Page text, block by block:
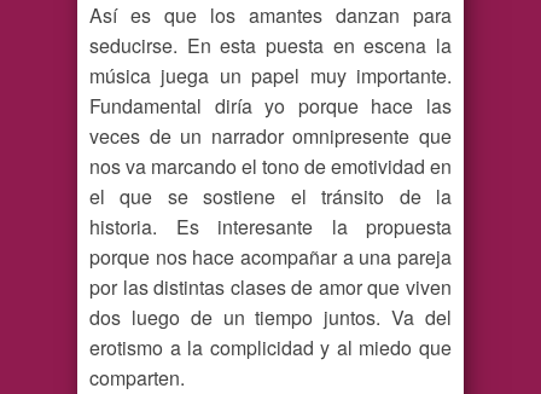
Así es que los amantes danzan para
seducirse. En esta puesta en escena la
música juega un papel muy importante.
Fundamental diría yo porque hace las
veces de un narrador omnipresente que
nos va marcando el tono de emotividad en
el que se sostiene el tránsito de la
historia. Es interesante la propuesta
porque nos hace acompañar a una pareja
por las distintas clases de amor que viven
dos luego de un tiempo juntos. Va del
erotismo a la complicidad y al miedo que
comparten.